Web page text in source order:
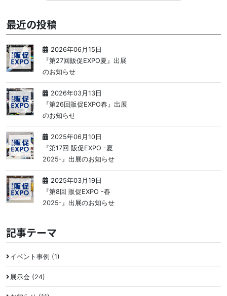
最近の投稿
2026年06月15日
『第27回販促EXPO夏』出展
のお知らせ
2026年03月13日
『第26回販促EXPO春』出展
のお知らせ
2025年06月10日
『第17回 販促EXPO -夏
2025-』出展のお知らせ
2025年03月19日
『第8回 販促EXPO -春
2025-』出展のお知らせ
記事テーマ
イベント事例 (1)
展示会 (24)